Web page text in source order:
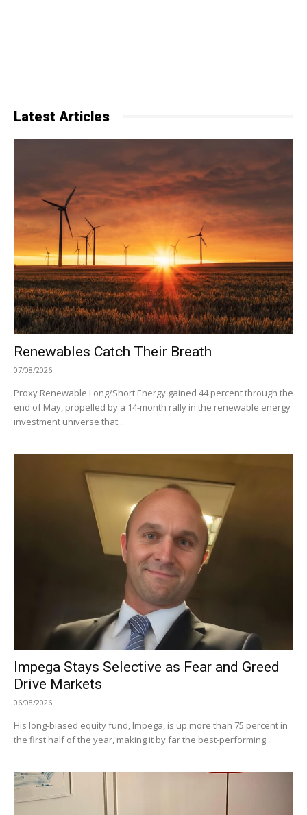
Latest Articles
Renewables Catch Their Breath
07/08/2026
Proxy Renewable Long/Short Energy gained 44 percent through the
end of May, propelled by a 14-month rally in the renewable energy
investment universe that...
Impega Stays Selective as Fear and Greed
Drive Markets
06/08/2026
His long-biased equity fund, Impega, is up more than 75 percent in
the first half of the year, making it by far the best-performing...